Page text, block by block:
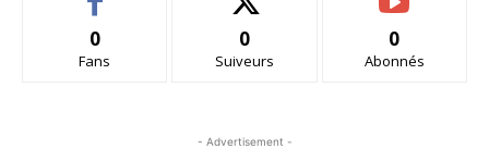
0
Fans
0
Suiveurs
0
Abonnés
- Advertisement -